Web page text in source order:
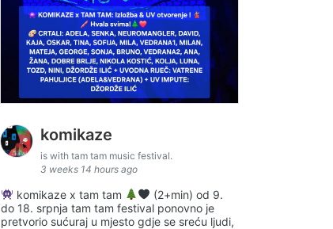
komikaze
is with tam tam music festival.
3 weeks 14 hours ago
komikaze x tam tam
(2+min) od 9.
do 18. srpnja tam tam festival ponovno je
pretvorio sućuraj u mjesto gdje se sreću ljudi,